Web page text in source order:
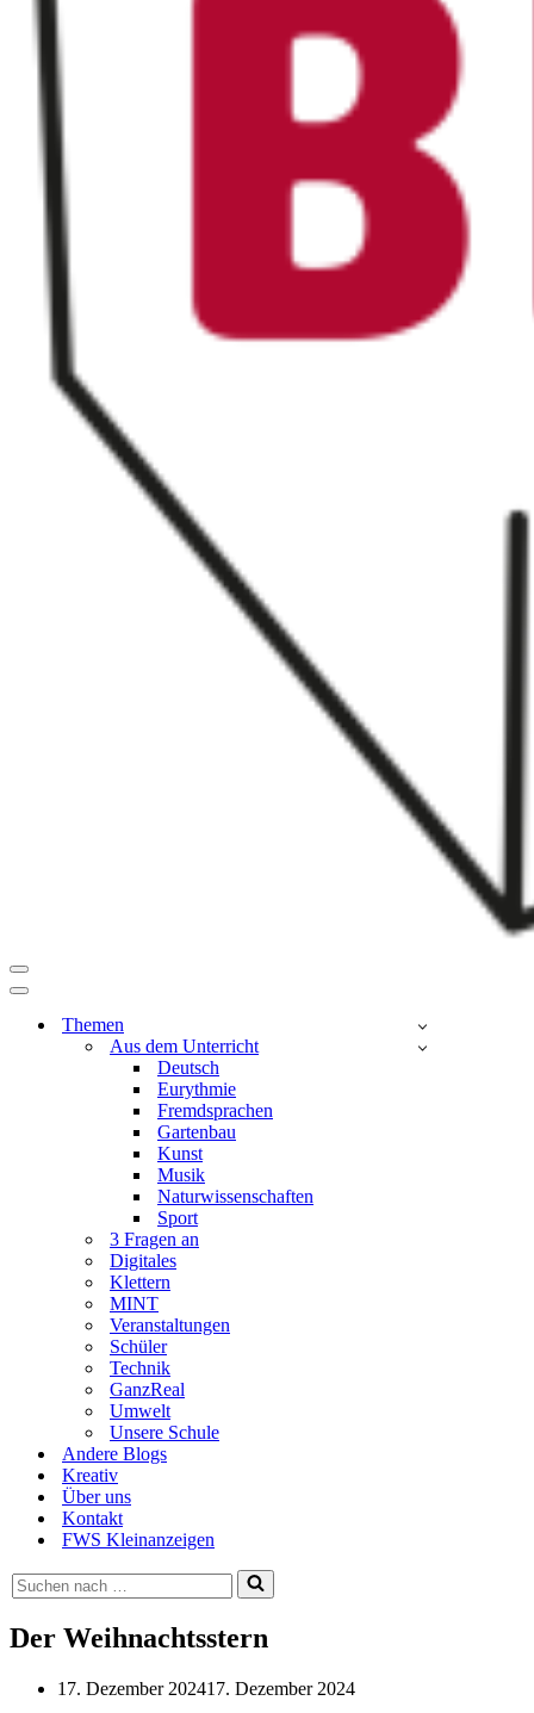
Navigationsmenü
Navigationsmenü
Themen
Aus dem Unterricht
Deutsch
Eurythmie
Fremdsprachen
Gartenbau
Kunst
Musik
Naturwissenschaften
Sport
3 Fragen an
Digitales
Klettern
MINT
Veranstaltungen
Schüler
Technik
GanzReal
Umwelt
Unsere Schule
Andere Blogs
Kreativ
Über uns
Kontakt
FWS Kleinanzeigen
Suchen
nach …
Der Weihnachtsstern
17. Dezember 202417. Dezember 2024